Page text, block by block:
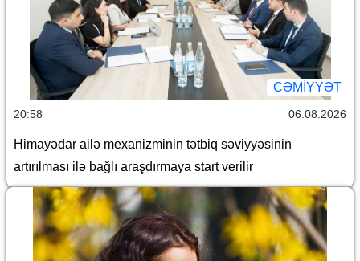
CƏMİYYƏT
20:58 06.08.2026
Himayədar ailə mexanizminin tətbiq səviyyəsinin
artırılması ilə bağlı araşdırmaya start verilir